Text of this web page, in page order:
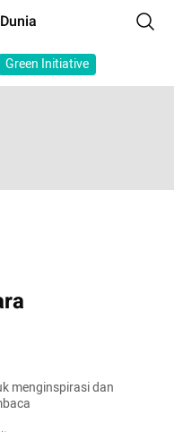
Green Initiative
menginspirasi dan